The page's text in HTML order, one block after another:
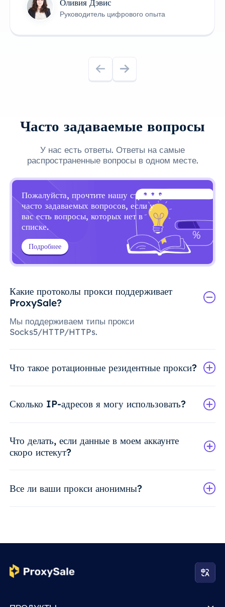
Джеймс Андерсон
Технический владелец продукта
Часто задаваемые вопросы
У нас есть ответы. Ответы на самые
распространенные вопросы в одном месте.
Пожалуйста, прочтите нашу страницу
часто задаваемых вопросов, если у
вас есть вопросы, которых нет в
списке.
Подробнее
Какие протоколы прокси поддерживает
ProxySale?
Мы поддерживаем типы прокси
Socks5/HTTP/HTTPs.
Что такое ротационные резидентные прокси?
Сколько IP-адресов я могу использовать?
Что делать, если данные в моем аккаунте
скоро истекут?
Все ли ваши прокси анонимны?